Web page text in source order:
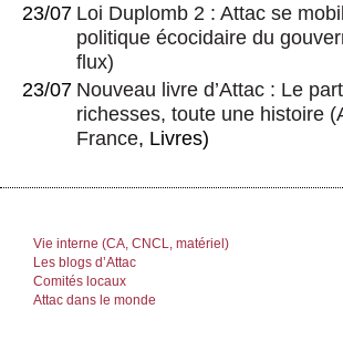
23/07 Loi Duplomb 2 : Attac se
politique écocidaire du
flux)
23/07 Nouveau livre d’Attac : Le
richesses, toute une histoire (
France, Livres)
Vie interne (CA, CNCL, matériel)
Les blogs d’Attac
Comités locaux
Attac dans le monde